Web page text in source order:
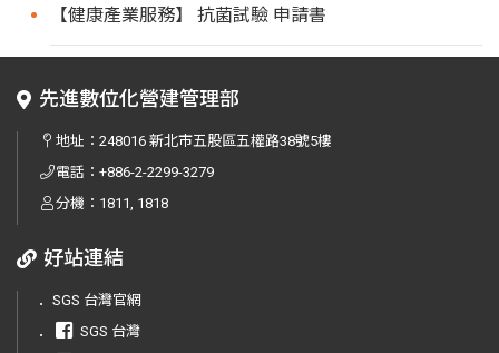
【健康產業服務】 抗菌試驗 申請書
先進數位化營建管理部
地址：248016 新北市五股區五權路38號5樓
電話：+886-2-2299-3279
分機：1811, 1818
好站連結
． SGS 台灣官網
．
SGS 台灣